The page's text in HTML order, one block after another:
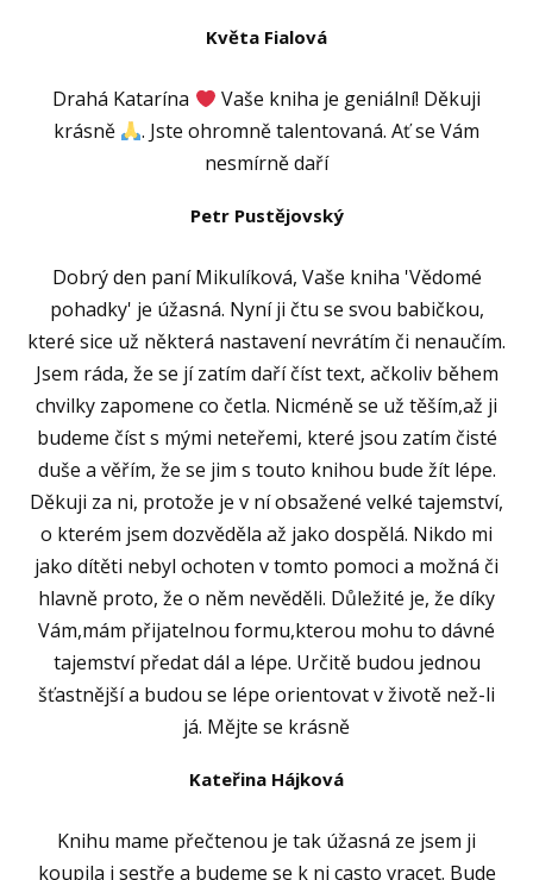
Květa Fialová
Drahá Katarína
Vaše kniha je geniální! Děkuji
krásně
. Jste ohromně talentovaná. Ať se Vám
nesmírně daří
Petr Pustějovský
Dobrý den paní Mikulíková, Vaše kniha 'Vědomé
pohadky' je úžasná. Nyní ji čtu se svou babičkou,
které sice už některá nastavení nevrátím či nenaučím.
Jsem ráda, že se jí zatím daří číst text, ačkoliv během
chvilky zapomene co četla. Nicméně se už těším,až ji
budeme číst s mými neteřemi, které jsou zatím čisté
duše a věřím, že se jim s touto knihou bude žít lépe.
Děkuji za ni, protože je v ní obsažené velké tajemství,
o kterém jsem dozvěděla až jako dospělá. Nikdo mi
jako dítěti nebyl ochoten v tomto pomoci a možná či
hlavně proto, že o něm nevěděli. Důležité je, že díky
Vám,mám přijatelnou formu,kterou mohu to dávné
tajemství předat dál a lépe. Určitě budou jednou
šťastnější a budou se lépe orientovat v životě než-li
já. Mějte se krásně
Kateřina Hájková
Knihu mame přečtenou je tak úžasná ze jsem ji
koupila i sestře a budeme se k ni casto vracet. Bude